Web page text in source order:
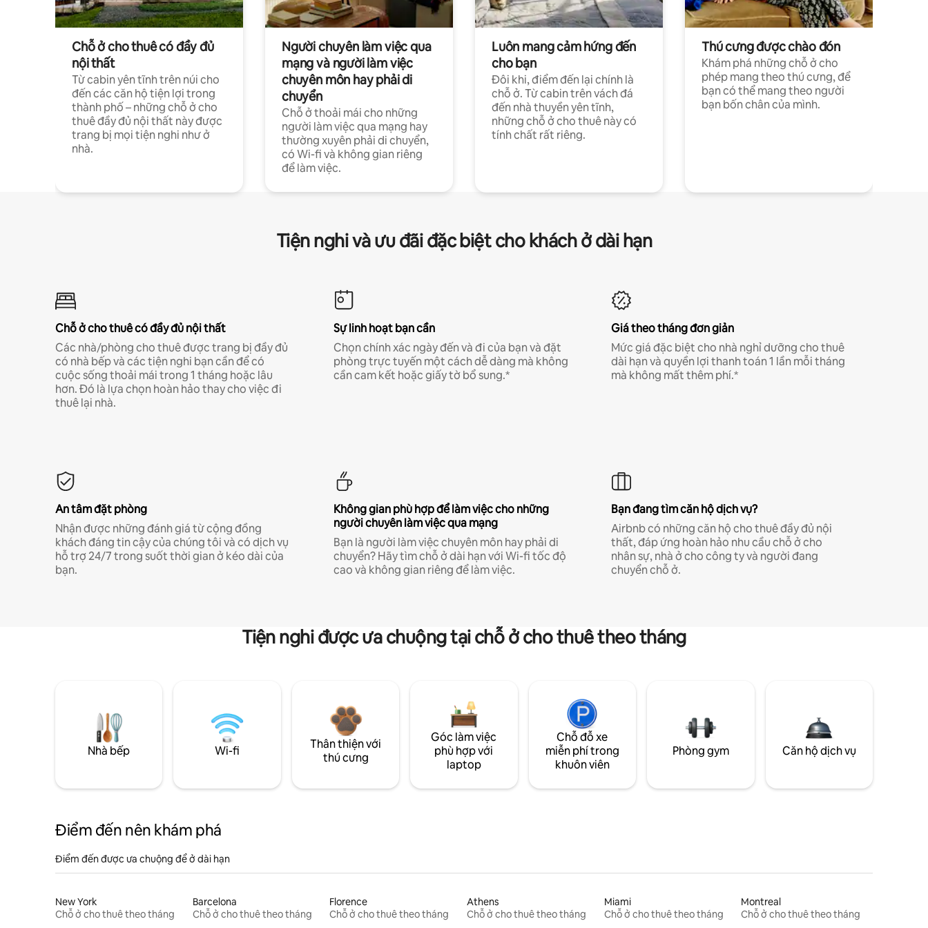
Chỗ ở cho thuê có đầy đủ
nội thất
Từ cabin yên tĩnh trên núi cho
đến các căn hộ tiện lợi trong
thành phố – những chỗ ở cho
thuê đầy đủ nội thất này được
trang bị mọi tiện nghi như ở
nhà.
Người chuyên làm việc qua
mạng và người làm việc
chuyên môn hay phải di
chuyển
Chỗ ở thoải mái cho những
người làm việc qua mạng hay
thường xuyên phải di chuyển,
có Wi-fi và không gian riêng
để làm việc.
Luôn mang cảm hứng đến
cho bạn
Đôi khi, điểm đến lại chính là
chỗ ở. Từ cabin trên vách đá
đến nhà thuyền yên tĩnh,
những chỗ ở cho thuê này có
tính chất rất riêng.
Thú cưng được chào đón
Khám phá những chỗ ở cho
phép mang theo thú cưng, để
bạn có thể mang theo người
bạn bốn chân của mình.
Tiện nghi và ưu đãi đặc biệt cho khách ở dài hạn
Chỗ ở cho thuê có đầy đủ nội thất
Các nhà/phòng cho thuê được trang bị đầy đủ
có nhà bếp và các tiện nghi bạn cần để có
cuộc sống thoải mái trong 1 tháng hoặc lâu
hơn. Đó là lựa chọn hoàn hảo thay cho việc đi
thuê lại nhà.
Sự linh hoạt bạn cần
Chọn chính xác ngày đến và đi của bạn và đặt
phòng trực tuyến một cách dễ dàng mà không
cần cam kết hoặc giấy tờ bổ sung.*
Giá theo tháng đơn giản
Mức giá đặc biệt cho nhà nghỉ dưỡng cho thuê
dài hạn và quyền lợi thanh toán 1 lần mỗi tháng
mà không mất thêm phí.*
An tâm đặt phòng
Nhận được những đánh giá từ cộng đồng
khách đáng tin cậy của chúng tôi và có dịch vụ
hỗ trợ 24/7 trong suốt thời gian ở kéo dài của
bạn.
Không gian phù hợp để làm việc cho những
người chuyên làm việc qua mạng
Bạn là người làm việc chuyên môn hay phải di
chuyển? Hãy tìm chỗ ở dài hạn với Wi-fi tốc độ
cao và không gian riêng để làm việc.
Bạn đang tìm căn hộ dịch vụ?
Airbnb có những căn hộ cho thuê đầy đủ nội
thất, đáp ứng hoàn hảo nhu cầu chỗ ở cho
nhân sự, nhà ở cho công ty và người đang
chuyển chỗ ở.
Tiện nghi được ưa chuộng tại chỗ ở cho thuê theo tháng
Nhà bếp Wi-fi
Thân thiện với
thú cưng
Góc làm việc
phù hợp với
laptop
Chỗ đỗ xe
miễn phí trong
khuôn viên
Phòng gym Căn hộ dịch vụ
Điểm đến nên khám phá
Điểm đến được ưa chuộng để ở dài hạn
New York
Chỗ ở cho thuê theo tháng
Barcelona
Chỗ ở cho thuê theo tháng
Florence
Chỗ ở cho thuê theo tháng
Athens
Chỗ ở cho thuê theo tháng
Miami
Chỗ ở cho thuê theo tháng
Montreal
Chỗ ở cho thuê theo tháng